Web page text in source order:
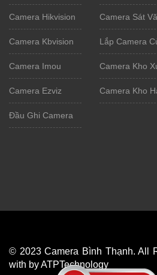
Camera Hikvision
Camera Kbvision
Camera Imou
Camera Ezviz
Đầu Ghi Camera
Camera Sát
Lắp Camera
Camera Kho
Camera Kho
© 2023 Camera Bình Thạnh. All
with by ATPTechnology